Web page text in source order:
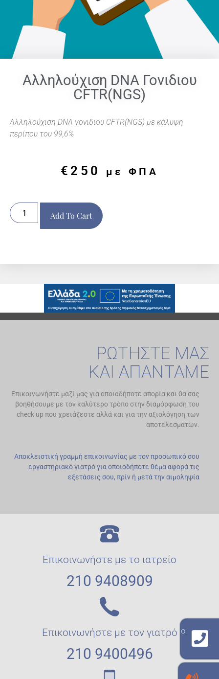
Αλληλούχιση DNA Γονιδιου
CFTR(NGS)
Αλληλούχιση DNA γονιδιου CFTR(NGS) με κάλυψη
περίπου του 99,6%
€ 250 με ΦΠΑ
Add To Cart
ΡΩΤΗΣΤΕ ΜΑΣ
ΚΑΙ ΑΠΑΝΤΑΜΕ
Επικοινωνήστε μαζί μας για οποιαδήποτε απορία και θα σας
βοηθήσουμε με τον καλύτερο τρόπο στην διαμόρφωση του
check up που χρειάζεστε αλλά και για την αξιολόγηση των
αποτελεσμάτων.
Αποκλειστική γραμμή επικοινωνίας με τον προσωπικό σου
εργαστηριακό γιατρό για οποιοδήποτε θέμα αφορά τις
εξετάσεις σου, πρίν ή μετά την αιμοληψία
Επικοινωνήστε με το ιατρείο
210 9408909
Επικοινωνήστε με τον γιατρό
210 9400496
γραμμή επικοινωνίας με το εργαστήριο
210 940 8909
γραμμή επικοινωνίας με τον